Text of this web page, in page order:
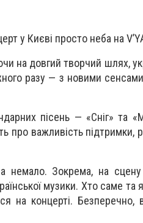
у Києві просто неба на
на довгий творчий шлях,
разу — з новими
пісень — «Сніг» та
про важливість підтримки,
немало. Зокрема, на
музики. Хто саме та
на концерті. Безперечно,